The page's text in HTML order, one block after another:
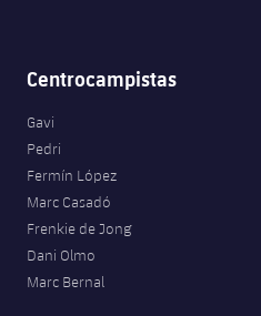
Centrocampistas
Gavi
Pedri
Fermín López
Marc Casadó
Frenkie de Jong
Dani Olmo
Marc Bernal